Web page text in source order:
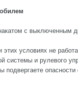
с выключенным
этих условиях не
системы и рулевого
подвергаете опасности